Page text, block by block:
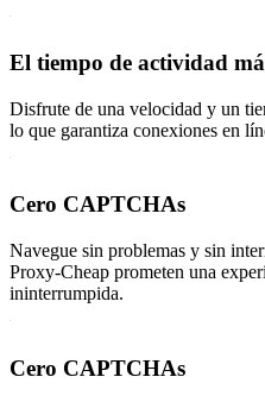
El tiempo de actividad
Disfrute de una velocidad y un
lo que garantiza conexiones en
Cero CAPTCHAs
Navegue sin problemas y sin
Proxy-Cheap prometen una
ininterrumpida.
Cero CAPTCHAs